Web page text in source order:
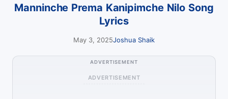
Manninche Prema Kanipimche Nilo Song
Lyrics
May 3, 2025Joshua Shaik
ADVERTISEMENT
ADVERTISEMENT